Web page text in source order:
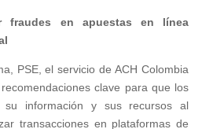
fraudes en apuestas en línea
PSE, el servicio de ACH Colombia
clave para que los
su información y sus recursos al
transacciones en plataformas de